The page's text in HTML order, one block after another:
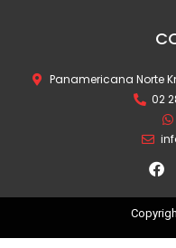
Panamericana Norte
02
F
a
c
e
b
o